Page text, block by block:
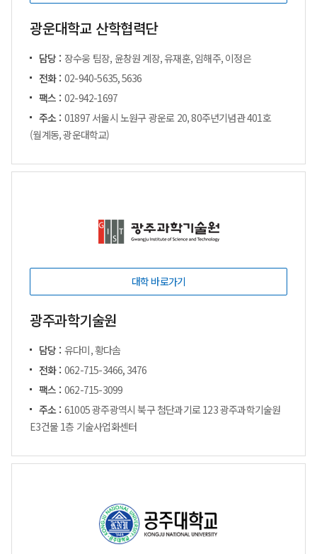
광운대학교 산학협력단
담당 : 장수웅 팀장, 윤창원 계장, 유재훈, 임해주, 이정은
전화 : 02-940-5635, 5636
팩스 : 02-942-1697
주소 : 01897 서울시 노원구 광운로 20, 80주년기념관 401호
(월계동, 광운대학교)
대학 바로가기
광주과학기술원
담당 : 유다미, 황다솜
전화 : 062-715-3466, 3476
팩스 : 062-715-3099
주소 : 61005 광주광역시 북구 첨단과기로 123 광주과학기술원
E3건물 1층 기술사업화센터